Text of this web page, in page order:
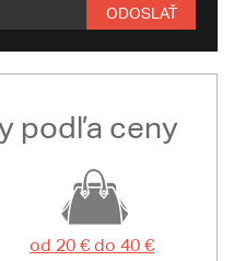
ODOSLAŤ
podľa ceny
od 20 € do 40 €